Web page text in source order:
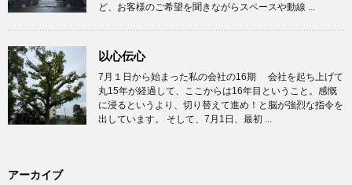
ど、お客様のご希望を聞きながらスペースや動線 ...
以心伝心
7月１日から始まった私の会社の16期 会社を起ち上げて
丸15年が経過して、ここからは16年目ということ。感慨
に浸るというより、切り替えて進め！と脳が強烈な指令を
出しています。 そして、7月1日、最初 ...
アーカイブ